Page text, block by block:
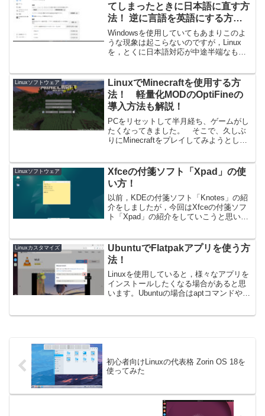
てしまったときに日本語に直す方
法！ 逆に言語を英語にする方法
も解説！
Windowsを使用していてもあまりこのよ
うな現象は起こらないのですが，Linux
を，とくに日本語対応が中途半端なもの
なってしまう場合があるんですよね。そ
んなときの対処...
Linuxソフトウェア
LinuxでMinecraftを使用する方
法！ 軽量化MODのOptiFineの
導入方法も解説！
PCをリセットして半月経ち、ゲームがし
たくなってきました。 そこで、久しぶ
りにMinecraftをプレイしてみようとした
（OSによって異なる）らしいので、記...
Linuxソフトウェア
Xfceの付箋ソフト「Xpad」の使
い方！
以前，KDEの付箋ソフト「Knotes」の紹
介をしましたが，今回はXfceの付箋ソフ
ト「Xpad」の紹介をしていこうと思いま
Xfceだと思いますが，X...
Linuxカスタマイズ
UbuntuでFlatpakアプリを使う方
法！
Linuxを使用していると，様々なアプリを
インストールしたくなる場合があると思
います。Ubuntuの場合はaptコマンドや
初心者向けLinuxの代表格 Zorin OS 18を
使ってみた